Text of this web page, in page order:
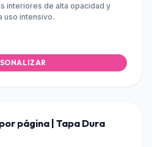
interiores de alta opacidad y
uso intensivo.
Agenda 2027 un día por página | Tapa Dura